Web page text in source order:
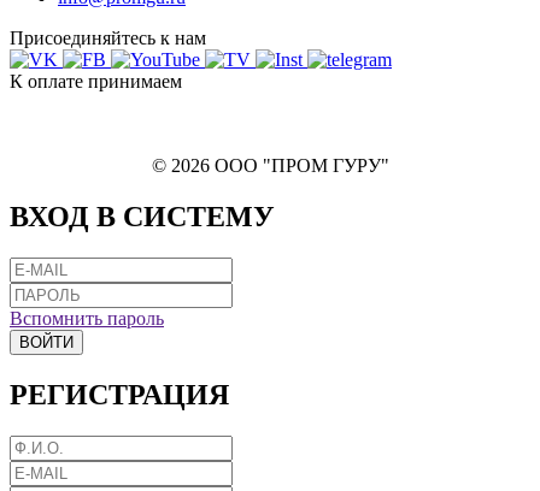
Присоединяйтесь к нам
К оплате принимаем
© 2026 ООО "ПРОМ ГУРУ"
ВХОД В СИСТЕМУ
Вспомнить пароль
ВОЙТИ
РЕГИСТРАЦИЯ